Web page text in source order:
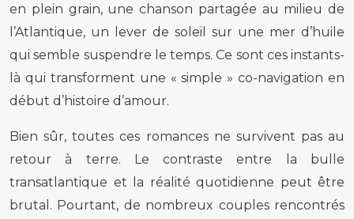
en plein grain, une chanson partagée au milieu de
l’Atlantique, un lever de soleil sur une mer d’huile
qui semble suspendre le temps. Ce sont ces instants-
là qui transforment une « simple » co-navigation en
début d’histoire d’amour.
Bien sûr, toutes ces romances ne survivent pas au
retour à terre. Le contraste entre la bulle
transatlantique et la réalité quotidienne peut être
brutal. Pourtant, de nombreux couples rencontrés